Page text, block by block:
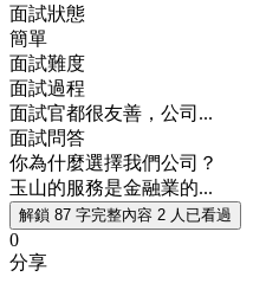
面試狀態
簡單
面試難度
面試過程
面試官都很友善，公司...
面試問答
你為什麼選擇我們公司？
玉山的服務是金融業的...
解鎖 87 字完整內容 2 人已看過
0
分享